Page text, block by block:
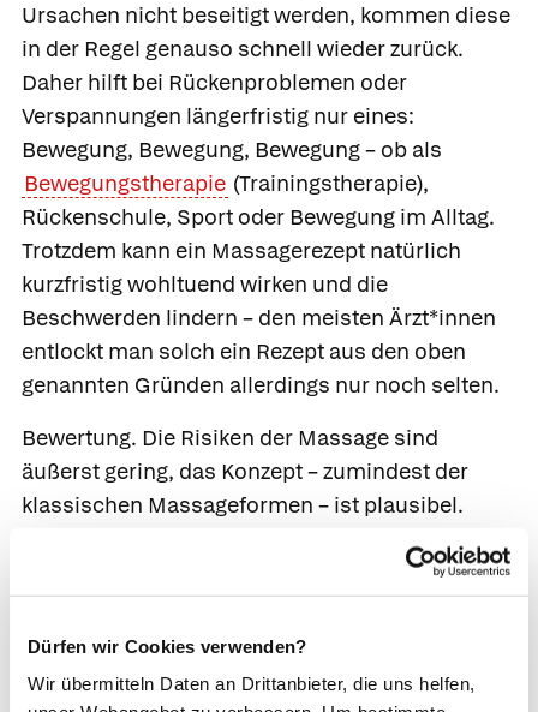
Dürfen wir Cookies verwenden?
Wir übermitteln Daten an Drittanbieter, die uns helfen,
Ursachen nicht beseitigt werden, kommen diese
in der Regel genauso schnell wieder zurück.
Daher hilft bei Rückenproblemen oder
Verspannungen längerfristig nur eines:
Bewegung, Bewegung, Bewegung – ob als
Bewegungstherapie (Trainingstherapie),
Rückenschule, Sport oder Bewegung im Alltag.
Trotzdem kann ein Massagerezept natürlich
kurzfristig wohltuend wirken und die
Beschwerden lindern – den meisten Ärzt*innen
entlockt man solch ein Rezept aus den oben
genannten Gründen allerdings nur noch selten.
Bewertung. Die Risiken der Massage sind
äußerst gering, das Konzept – zumindest der
klassischen Massageformen – ist plausibel.
Positive Wirkungen konnten wissenschaftlich
Stress,
Rückenschmerzen undVerstopfunggezeigt
werden.